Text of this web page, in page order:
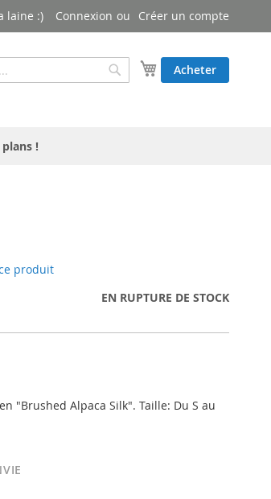
laine :) Connexion Créer un compte
Mon panier
Acheter
Rechercher
plans !
produit
EN RUPTURE DE STOCK
"Brushed Alpaca Silk". Taille: Du S au